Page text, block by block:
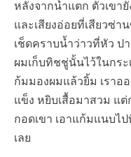
หลังจากน้ำแตก ตัวเขา
และเสียงอ่อยที่เสียวซ่า
เช็ดคราบน้ำว่าวที่หัว ป
ผมเก็บทิชชู่นั้นไว้ในกระ
ก้มมองผมแล้วยิ้ม เราอ
แข็ง หยิบเสื้อมาสวม แ
กอดเขา เอาแก้มแนบไ
เลย